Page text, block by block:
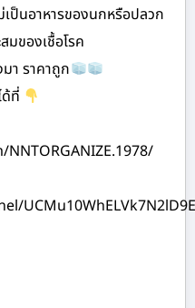
ป็นอาหารของนกหรือปลวก
มของเชื้อโรค
า ราคาถูก
ที่